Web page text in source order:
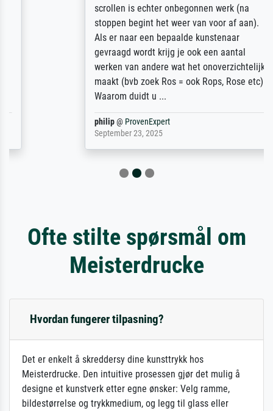
scrollen is echter onbegonnen werk (na
stoppen begint het weer van voor af aan).
Als er naar een bepaalde kunstenaar
gevraagd wordt krijg je ook een aantal
werken van andere wat het onoverzichtelijk
maakt (bvb zoek Ros = ook Rops, Rose etc).
Waarom duidt u ...
ProvenExpert
September 23, 2025
Ofte stilte spørsmål om
Meisterdrucke
Hvordan fungerer tilpasning?
Det er enkelt å skreddersy dine kunsttrykk hos
Meisterdrucke. Den intuitive prosessen gjør det mulig å
designe et kunstverk etter egne ønsker: Velg ramme,
bildestørrelse og trykkmedium, og legg til glass eller